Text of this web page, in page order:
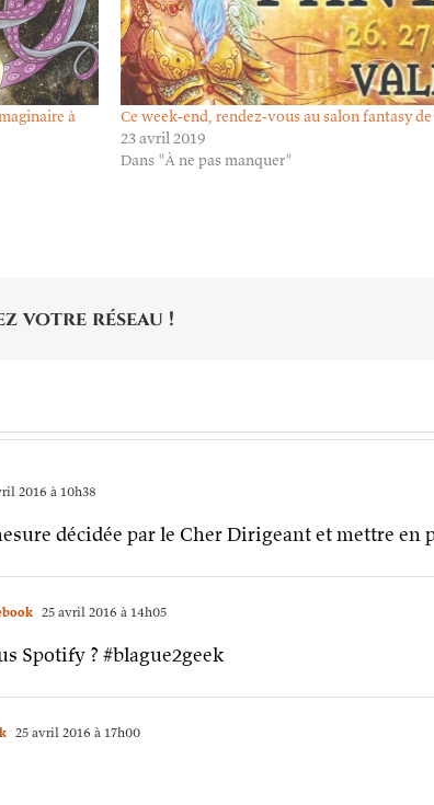
à
Ce week-end, rendez-vous au salon fantasy
23 avril 2019
Dans "À ne pas manquer"
votre réseau !
2016 à 10h38
décidée par le Cher Dirigeant et mettre en
25 avril 2016 à 14h05
Spotify ? #blague2geek
25 avril 2016 à 17h00